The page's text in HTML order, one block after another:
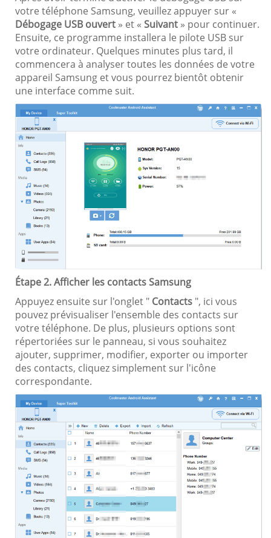
votre téléphone Samsung, veuillez appuyer sur «
Débogage USB ouvert » et « Suivant » pour continuer.
Ensuite, ce programme installera le pilote USB sur
votre ordinateur. Quelques minutes plus tard, il
commencera à analyser toutes les données de votre
appareil Samsung et vous pourrez bientôt obtenir
une interface comme suit.
Étape 2. Afficher les contacts Samsung
Appuyez ensuite sur l'onglet " Contacts ", ici vous
pouvez prévisualiser l'ensemble des contacts sur
votre téléphone. De plus, plusieurs options sont
répertoriées sur le panneau, si vous souhaitez
ajouter, supprimer, modifier, exporter ou importer
des contacts, cliquez simplement sur l'icône
correspondante.